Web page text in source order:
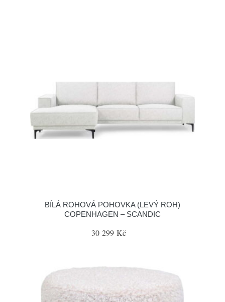
BÍLÁ ROHOVÁ POHOVKA (LEVÝ ROH)
COPENHAGEN – SCANDIC
30 299 Kč